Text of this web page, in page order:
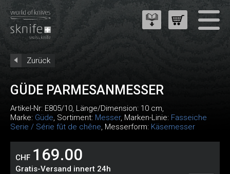
Zurück
GÜDE PARMESANMESSER
Artikel-Nr: E805/10, Länge/Dimension: 10 cm,
Marke: Güde, Sortiment: Messer, Marken-Linie: Fasseiche
Serie / Série fût de chêne, Messerform: Käsemesser
CHF 169.00
Gratis-Versand innert 24h